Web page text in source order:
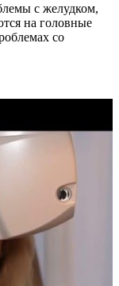
с желудком,
на головные
со